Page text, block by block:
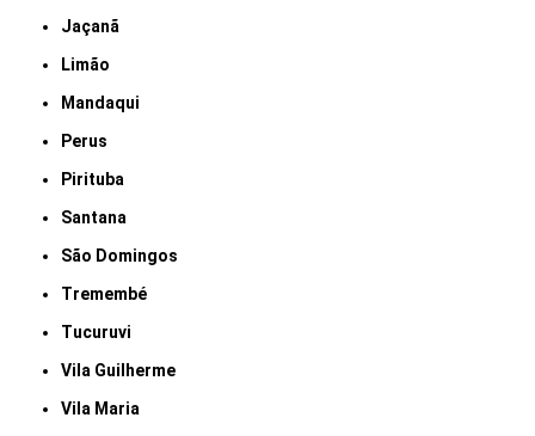
Jaçanã
Limão
Mandaqui
Perus
Pirituba
Santana
São Domingos
Tremembé
Tucuruvi
Vila Guilherme
Vila Maria